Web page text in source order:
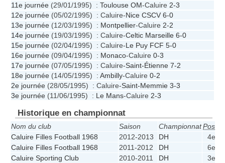
11e journée (29/01/1995) : Toulouse OM-Caluire 2-3
12e journée (05/02/1995) : Caluire-Nice CSCV 6-0
13e journée (12/03/1995) : Montpellier-Caluire 2-2
14e journée (19/03/1995) : Caluire-Celtic Marseille 6-0
15e journée (02/04/1995) : Caluire-Le Puy FCF 5-0
16e journée (09/04/1995) : Monaco-Caluire 0-3
17e journée (07/05/1995) : Caluire-Saint-Étienne 7-2
18e journée (14/05/1995) : Ambilly-Caluire 0-2
2e journée (28/05/1995) : Caluire-Saint-Memmie 3-3
3e journée (11/06/1995) : Le Mans-Caluire 2-3
Historique en championnat
Nom du club Saison ChampionnatPos.
Caluire Filles Football 1968
2012-2013 DH 4e
Caluire Filles Football 1968
2011-2012 DH 6e
Caluire Sporting Club
2010-2011 DH 3e